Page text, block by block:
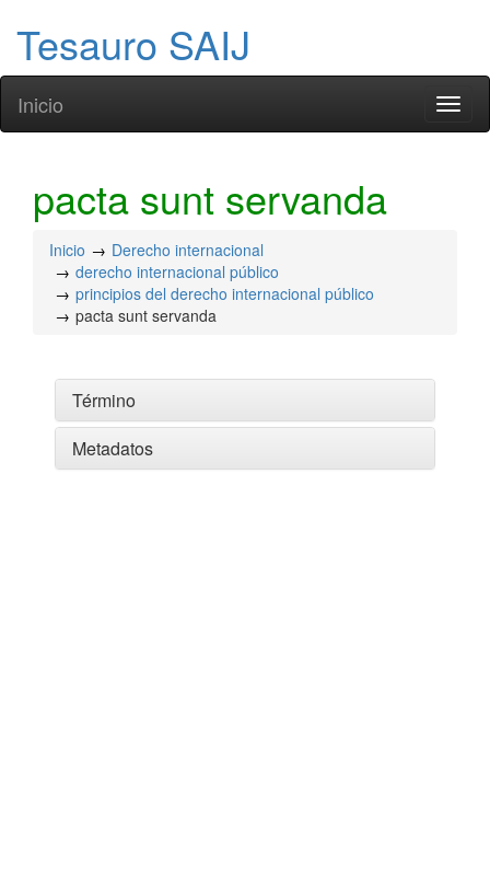
Tesauro SAIJ
Inicio
pacta sunt servanda
Inicio
Derecho internacional
derecho internacional público
principios del derecho internacional público
pacta sunt servanda
Término
Metadatos